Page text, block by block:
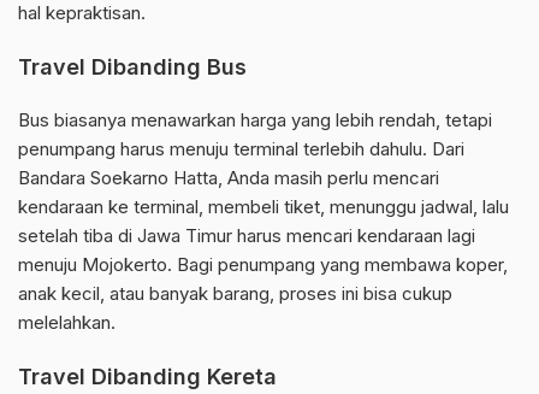
hal kepraktisan.
Travel Dibanding Bus
Bus biasanya menawarkan harga yang lebih rendah, tetapi
penumpang harus menuju terminal terlebih dahulu. Dari
Bandara Soekarno Hatta, Anda masih perlu mencari
kendaraan ke terminal, membeli tiket, menunggu jadwal, lalu
setelah tiba di Jawa Timur harus mencari kendaraan lagi
menuju Mojokerto. Bagi penumpang yang membawa koper,
anak kecil, atau banyak barang, proses ini bisa cukup
melelahkan.
Travel Dibanding Kereta